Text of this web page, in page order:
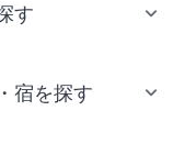
す
宿を探す